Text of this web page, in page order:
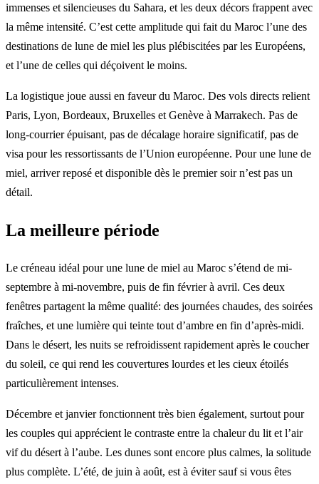
immenses et silencieuses du Sahara, et les deux décors frappent avec
la même intensité. C’est cette amplitude qui fait du Maroc l’une des
destinations de lune de miel les plus plébiscitées par les Européens,
et l’une de celles qui déçoivent le moins.
La logistique joue aussi en faveur du Maroc. Des vols directs relient
Paris, Lyon, Bordeaux, Bruxelles et Genève à Marrakech. Pas de
long-courrier épuisant, pas de décalage horaire significatif, pas de
visa pour les ressortissants de l’Union européenne. Pour une lune de
miel, arriver reposé et disponible dès le premier soir n’est pas un
détail.
La meilleure période
Le créneau idéal pour une lune de miel au Maroc s’étend de mi-
septembre à mi-novembre, puis de fin février à avril. Ces deux
fenêtres partagent la même qualité: des journées chaudes, des soirées
fraîches, et une lumière qui teinte tout d’ambre en fin d’après-midi.
Dans le désert, les nuits se refroidissent rapidement après le coucher
du soleil, ce qui rend les couvertures lourdes et les cieux étoilés
particulièrement intenses.
Décembre et janvier fonctionnent très bien également, surtout pour
les couples qui apprécient le contraste entre la chaleur du lit et l’air
vif du désert à l’aube. Les dunes sont encore plus calmes, la solitude
plus complète. L’été, de juin à août, est à éviter sauf si vous êtes